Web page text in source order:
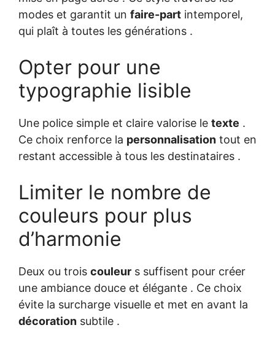
modes et garantit un faire-part intemporel,
qui plaît à toutes les générations .
Opter pour une
typographie lisible
Une police simple et claire valorise le texte .
Ce choix renforce la personnalisation tout en
restant accessible à tous les destinataires .
Limiter le nombre de
couleurs pour plus
d’harmonie
Deux ou trois couleur s suffisent pour créer
une ambiance douce et élégante . Ce choix
évite la surcharge visuelle et met en avant la
décoration subtile .